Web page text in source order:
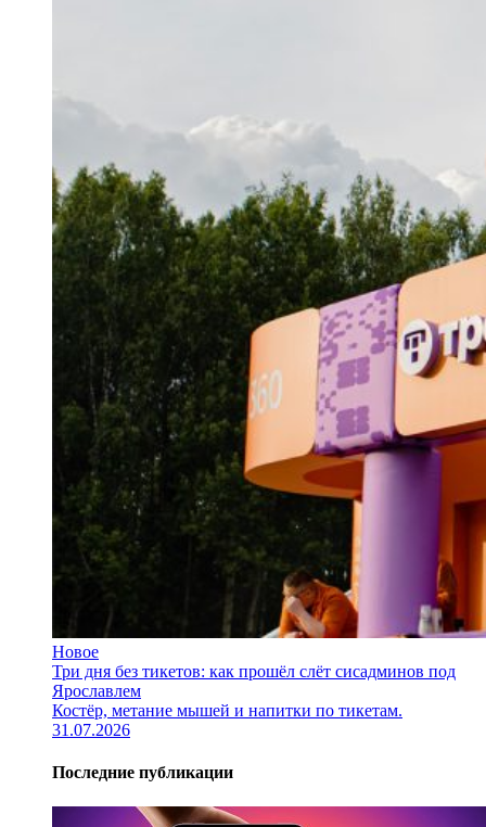
Новое
Три дня без тикетов: как прошёл слёт сисадминов под
Ярославлем
Костёр, метание мышей и напитки по тикетам.
31.07.2026
Последние публикации